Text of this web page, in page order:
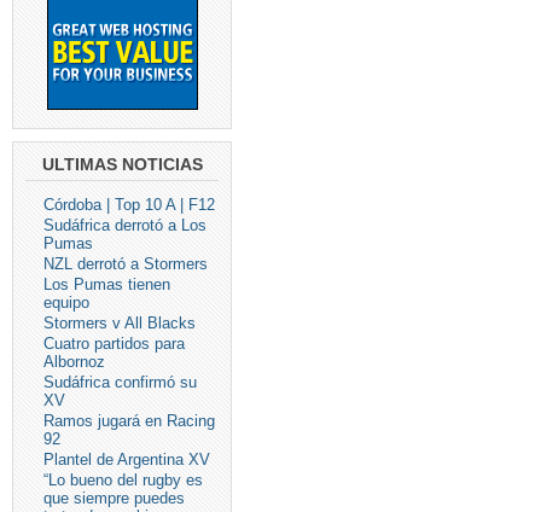
ULTIMAS NOTICIAS
Córdoba | Top 10 A | F12
Sudáfrica derrotó a Los
Pumas
NZL derrotó a Stormers
Los Pumas tienen
equipo
Stormers v All Blacks
Cuatro partidos para
Albornoz
Sudáfrica confirmó su
XV
Ramos jugará en Racing
92
Plantel de Argentina XV
“Lo bueno del rugby es
que siempre puedes